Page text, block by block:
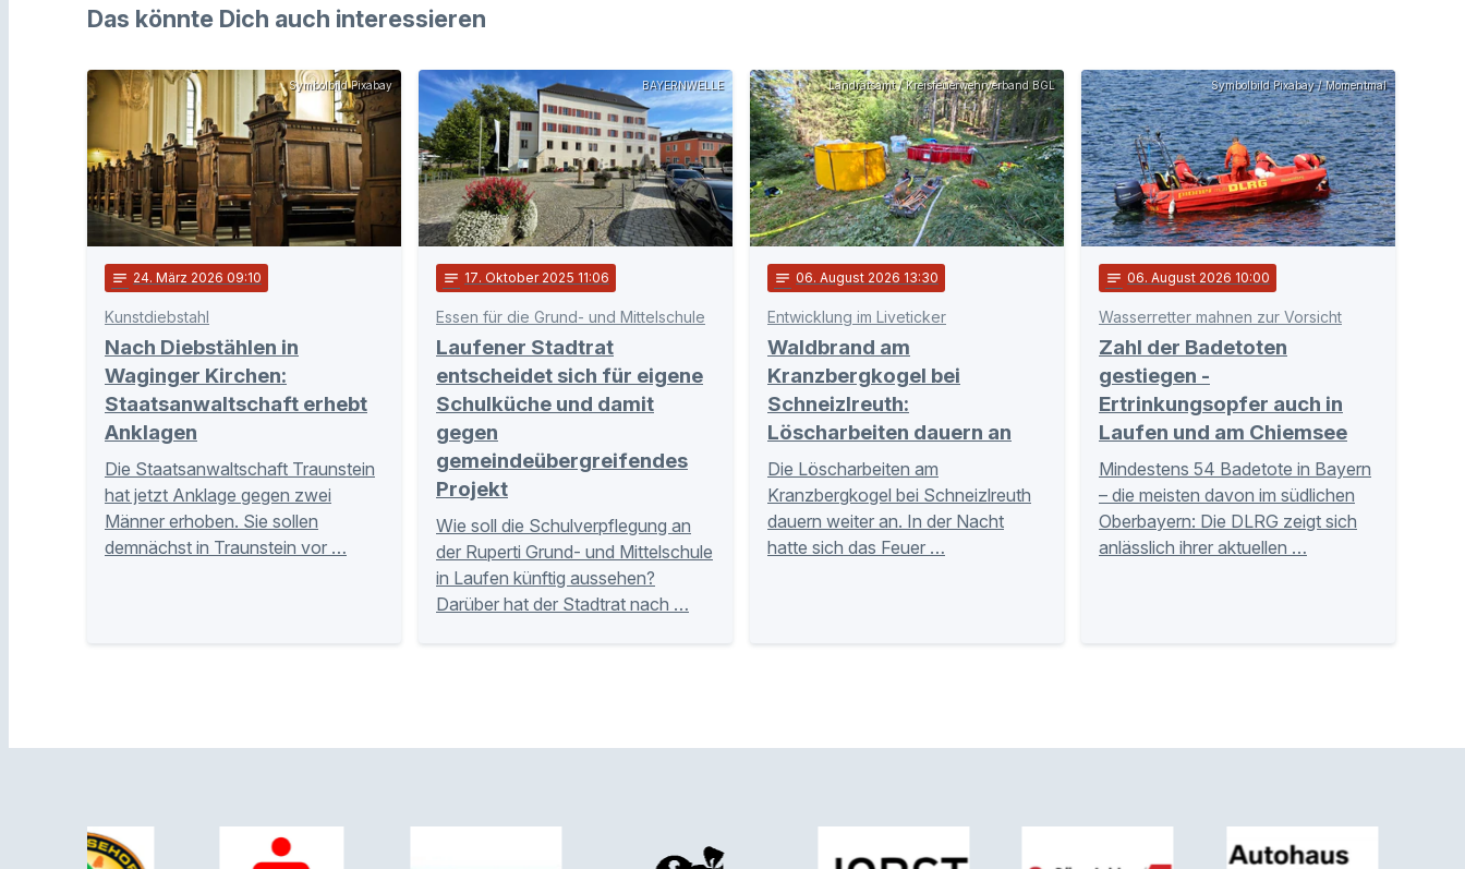
Das könnte Dich auch interessieren
Symbolbild Pixabay
notes 24. März 2026 09:10
Kunstdiebstahl
Nach Diebstählen in
Waginger Kirchen:
Staatsanwaltschaft erhebt
Anklagen
Die Staatsanwaltschaft Traunstein
hat jetzt Anklage gegen zwei
Männer erhoben. Sie sollen
demnächst in Traunstein vor …
BAYERNWELLE
notes 17. Oktober 2025 11:06
Essen für die Grund- und Mittelschule
Laufener Stadtrat
entscheidet sich für eigene
Schulküche und damit
gegen
gemeindeübergreifendes
Projekt
Wie soll die Schulverpflegung an
der Ruperti Grund- und Mittelschule
in Laufen künftig aussehen?
Darüber hat der Stadtrat nach …
Landratsamt / Kreisfeuerwehrverband BGL
notes 06. August 2026 13:30
Entwicklung im Liveticker
Waldbrand am
Kranzbergkogel bei
Schneizlreuth:
Löscharbeiten dauern an
Die Löscharbeiten am
Kranzbergkogel bei Schneizlreuth
dauern weiter an. In der Nacht
hatte sich das Feuer …
Symbolbild Pixabay / Momentmal
notes 06. August 2026 10:00
Wasserretter mahnen zur Vorsicht
Zahl der Badetoten
gestiegen -
Ertrinkungsopfer auch in
Laufen und am Chiemsee
Mindestens 54 Badetote in Bayern
– die meisten davon im südlichen
Oberbayern: Die DLRG zeigt sich
anlässlich ihrer aktuellen …